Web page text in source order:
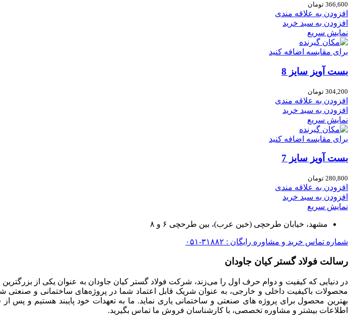
366,600 تومان
افزودن به علاقه مندی
افزودن به سبد خرید
نمایش سریع
برای مقایسه اضافه کنید
بست آویز سایز 8
304,200 تومان
افزودن به علاقه مندی
افزودن به سبد خرید
نمایش سریع
برای مقایسه اضافه کنید
بست آویز سایز 7
280,800 تومان
افزودن به علاقه مندی
افزودن به سبد خرید
نمایش سریع
مشهد، خیابان طرحچی (خین عرب)، بین طرحچی ۶ و ۸
شماره تماس خرید و مشاوره رایگان : ۳۱۸۸۲-۰۵۱
رسالت فولاد گستر کیان جاودان
در دنیایی که کیفیت و دوام حرف اول را می‌زند، شرکت فولاد گستر کیان جاودان به عنوان یکی از
محصولات باکیفیت داخلی و خارجی، به عنوان شریک قابل اعتماد شما در پروژه‌های ساختمانی و صنعتی
بهترین محصول برای پروژه های صنعتی و ساختمانی یاری نماید. ما به تعهدات خود پایبند هستیم و
اطلاعات بیشتر و مشاوره تخصصی، با کارشناسان فروش ما تماس بگیرید.